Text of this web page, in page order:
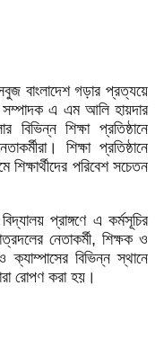
বাংলাদেশ গড়ার প্রত্যয়ে
সম্পাদক এ এম আলি হায়দার
বিভিন্ন শিক্ষা প্রতিষ্ঠানে
শিক্ষা প্রতিষ্ঠানে
পরিবেশ সচেতন
প্রাঙ্গণে এ কর্মসূচির
নেতাকর্মী, শিক্ষক ও
বিভিন্ন স্থানে
রোপণ করা হয়।